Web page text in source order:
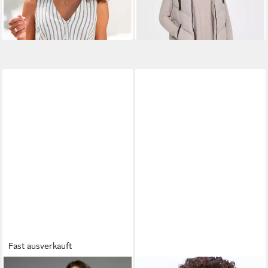
Fast ausverkauft